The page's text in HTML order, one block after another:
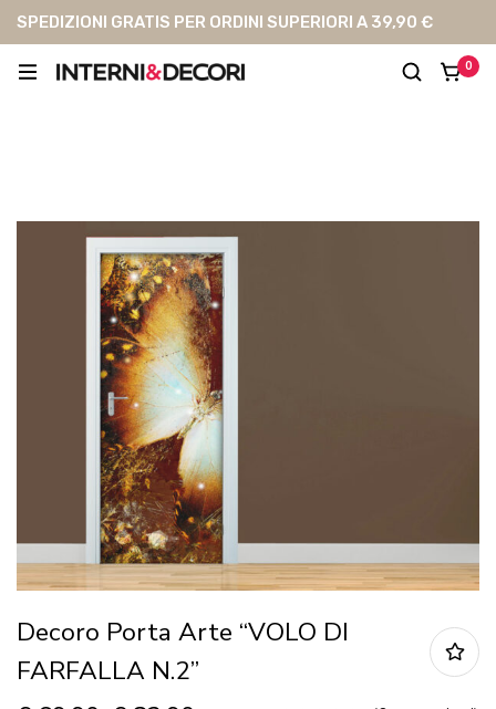
SPEDIZIONI GRATIS PER ORDINI SUPERIORI A 39,90 €
0
Decoro Porta Arte “VOLO DI
FARFALLA N.2”